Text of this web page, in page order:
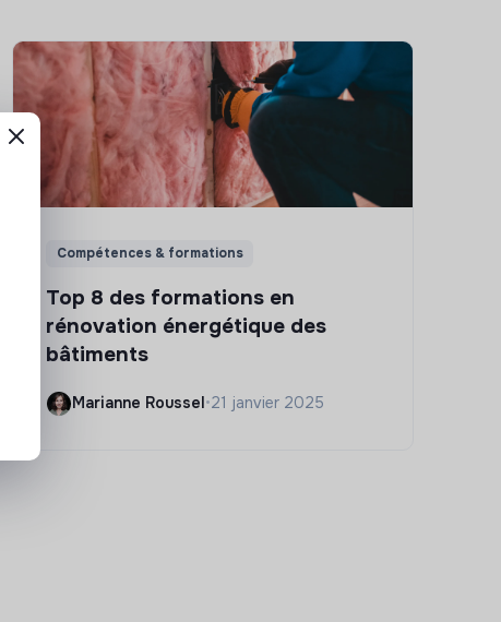
Compétences & formations
Top 8 des formations en
rénovation énergétique des
bâtiments
Marianne Roussel•21 janvier 2025